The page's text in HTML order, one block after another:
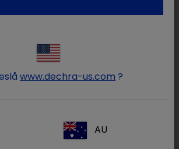
T4 och T3 i blodet.
Den goda nyheten är
och precision kan ta
www.dechra-us.com ?
AU